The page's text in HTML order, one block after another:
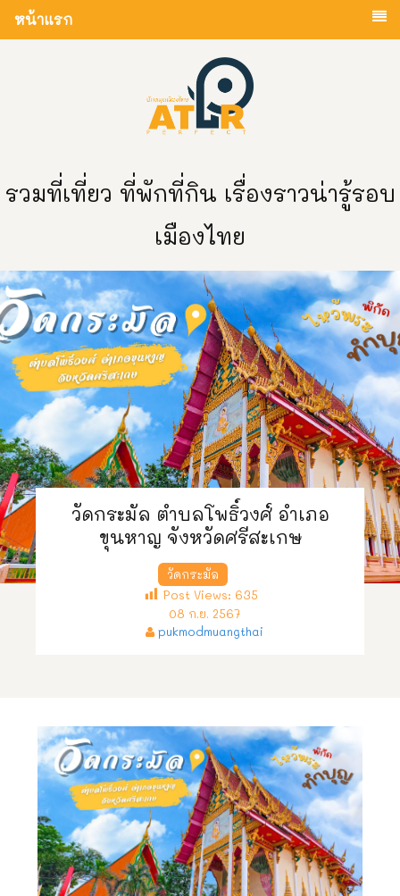
หน้าแรก
รวมที่เที่ยว ที่พักที่กิน เรื่องราวน่ารู้รอบ
เมืองไทย
วัดกระมัล ตำบลโพธิ์วงศ์ อำเภอ
ขุนหาญ จังหวัดศรีสะเกษ
วัดกระมัล
Post Views: 635
08 ก.ย. 2567
pukmodmuangthai